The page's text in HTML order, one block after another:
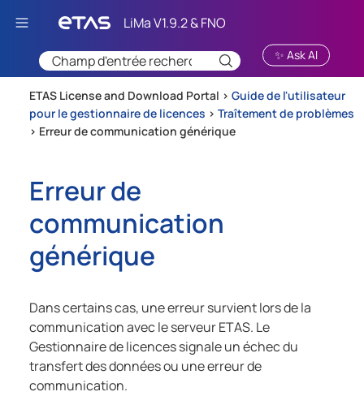
Passer au contenu principal
✨ Ask AI
ETAS License and Download Portal > Guide de l'utilisateur
pour le gestionnaire de licences > Traîtement de problèmes
> Erreur de communication générique
Erreur de
communication
générique
Dans certains cas, une erreur survient lors de la
communication avec le serveur ETAS. Le
Gestionnaire de licences signale un échec du
transfert des données ou une erreur de
communication.